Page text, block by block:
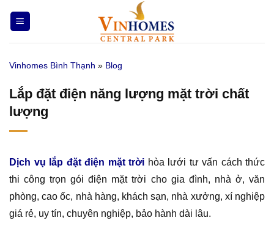
qua
nội
Vinhomes Bình Thạnh » Blog
Lắp đặt điện năng lượng mặt trời chất
lượng
Dịch vụ lắp đặt điện mặt trời hòa lưới tư vấn cách thức
thi công trọn gói điện mặt trời cho gia đình, nhà ở, văn
phòng, cao ốc, nhà hàng, khách sạn, nhà xưởng, xí nghiệp
giá rẻ, uy tín, chuyên nghiệp, bảo hành dài lâu.